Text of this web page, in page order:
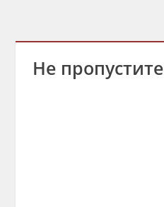
Не пропустите